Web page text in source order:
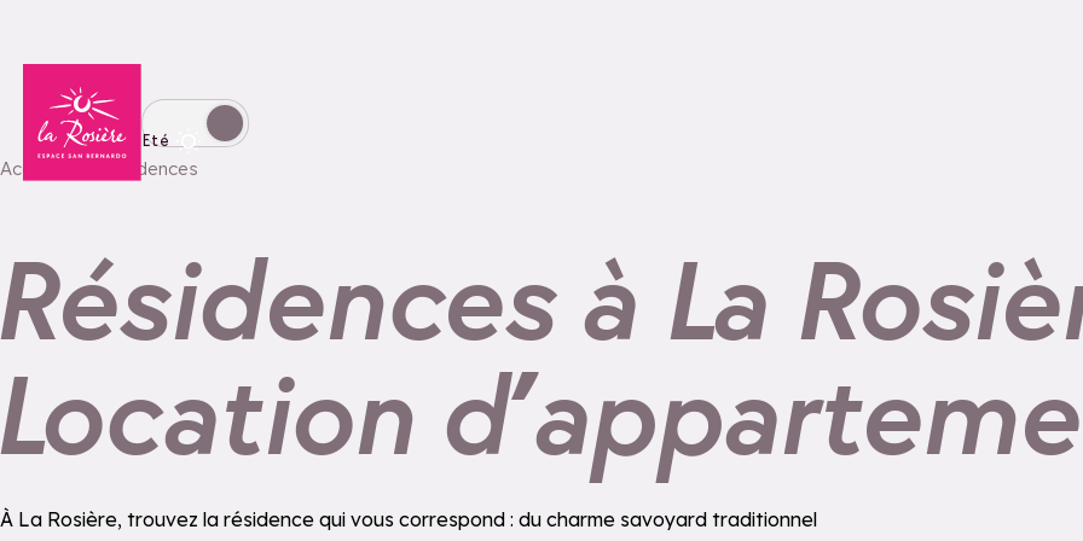
Basculer l'affichage en mode hiver
Eté
Accueil Résidences
à La
À La Rosière, trouvez la résidence qui vous correspond : du charme savoyard traditionnel